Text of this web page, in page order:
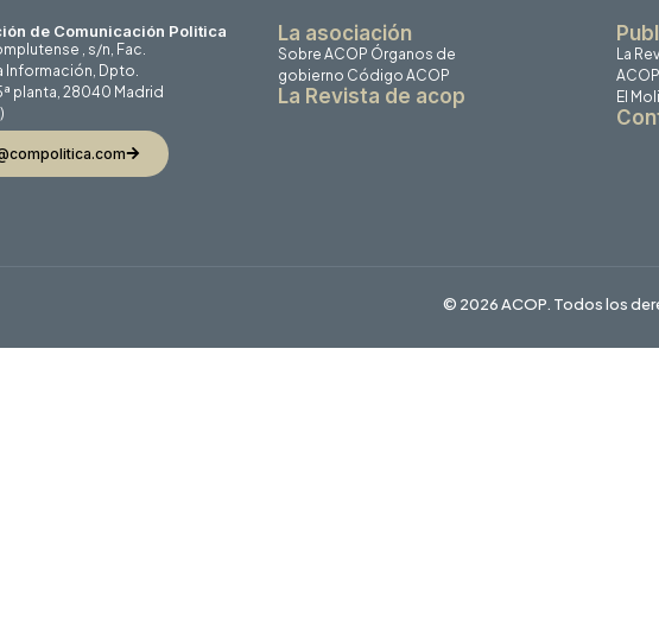
de Comunicación Politica
, s/n, Fac.
Información, Dpto.
planta, 28040 Madrid
La asociación
Sobre ACOP Órganos de
gobierno Código ACOP
La Revista de acop
La
El
© 2026 ACOP. Todos los